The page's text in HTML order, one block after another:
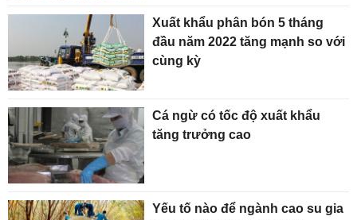
Xuất khẩu phân bón 5 tháng
đầu năm 2022 tăng mạnh so với
cùng kỳ
Cá ngừ có tốc độ xuất khẩu
tăng trưởng cao
Yếu tố nào để ngành cao su gia